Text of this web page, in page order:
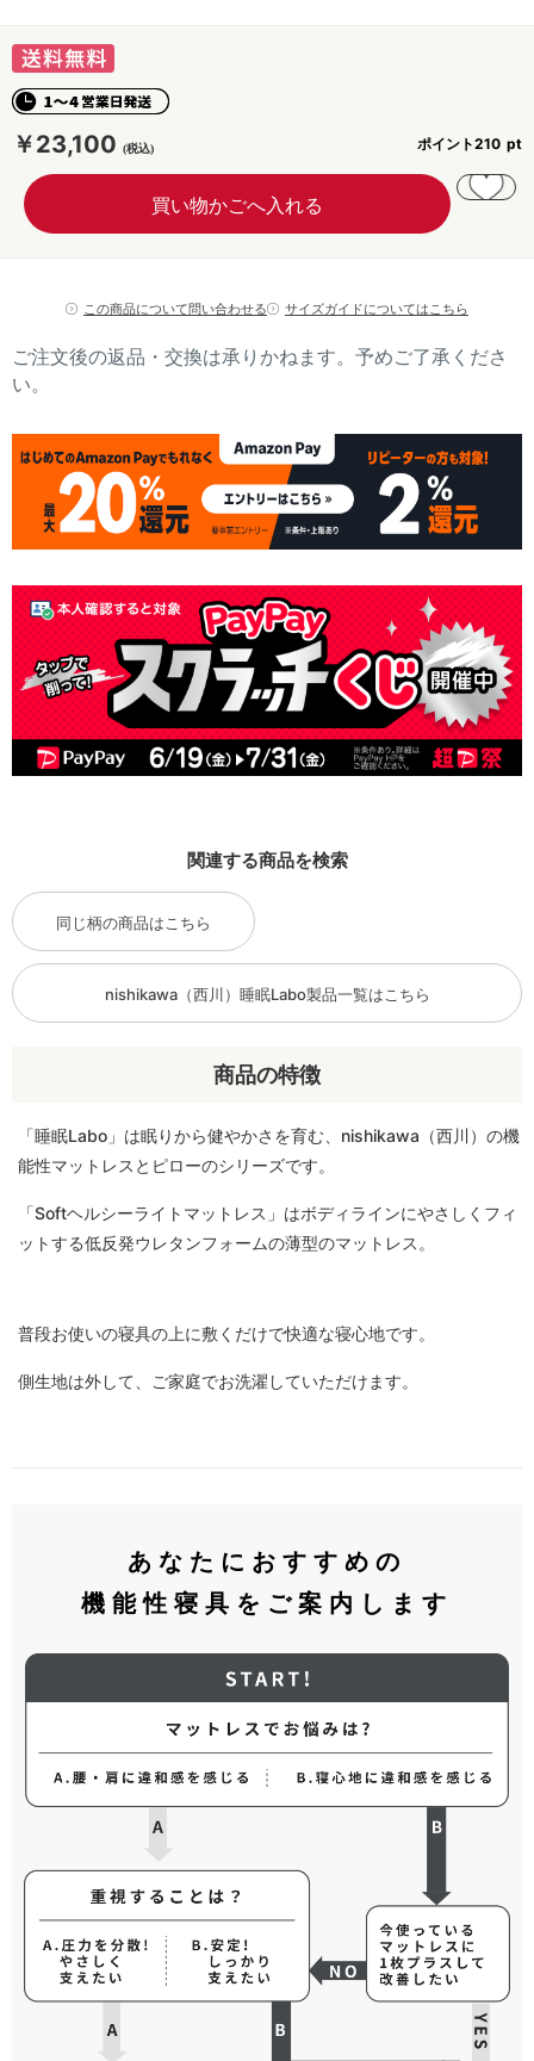
￥23,100 ポイント210
この商品について問い合わせる サイズガイドについてはこちら
ご注文後の返品・交換は承りかねます。予めご了承くださ
い。
商品の特徴
「睡眠Labo」は眠りから健やかさを育む、nishikawa（西川）の機
能性マットレスとピローのシリーズです。
「Softヘルシーライトマットレス」はボディラインにやさしくフィ
ットする低反発ウレタンフォームの薄型のマットレス。
普段お使いの寝具の上に敷くだけで快適な寝心地です。
側生地は外して、ご家庭でお洗濯していただけます。
あなたにおすすめの
機能性寝具をご案内します
関連する商品を検索
同じ柄の商品はこちら
nishikawa（西川）睡眠Labo製品一覧はこちら